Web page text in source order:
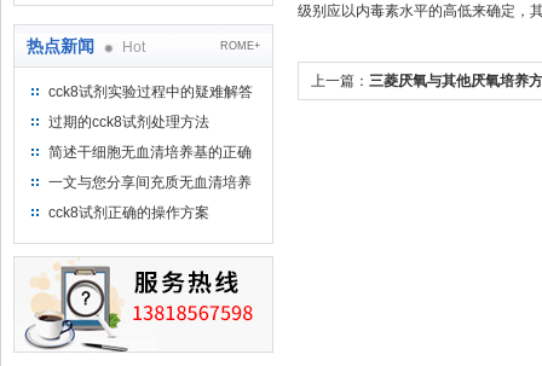
热点新闻 Hot ROME+
cck8试剂实验过程中的疑难解答
（一）
过期的cck8试剂处理方法
简述干细胞无血清培养基的正确
使用方法及使用注意事项
一文与您分享间充质无血清培养
基的选购建议
cck8试剂正确的操作方案
级别应以内毒素水平的高低来确定，
上一篇： 三菱厌氧与其他厌氧培养